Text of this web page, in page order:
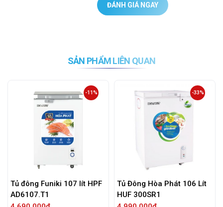
ĐÁNH GIÁ NGAY
SẢN PHẨM LIÊN QUAN
lít HPF
Tủ Đông Hòa Phát 106 Lít
HUF 300SR1
Tủ đông LG Inverter
GN-F304PS